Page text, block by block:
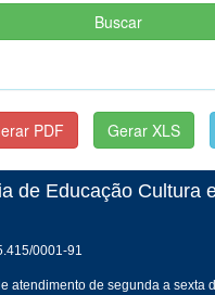
de Educação Cultura
0001-91
atendimento de segunda a sexta